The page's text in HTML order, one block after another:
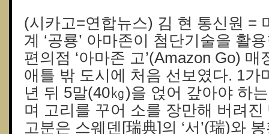
(시카고=연합뉴스) 김 현 통신원 =
계 ‘공룡’ 아마존이 첨단기술을 활
편의점 ‘아마존 고’(Amazon Go)
애틀 밖 도시에 처음 선보였다. 1가
년 뒤 5말(40㎏)을 얹어 갚아야 하
며 고리를 꾸어 소를 장만해 버려
고분은 스웨덴[瑞典]의 ‘서’(瑞)와